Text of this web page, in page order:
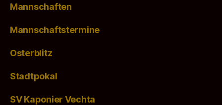
Mannschaften
Mannschaftstermine
Osterblitz
Stadtpokal
SV Kaponier Vechta